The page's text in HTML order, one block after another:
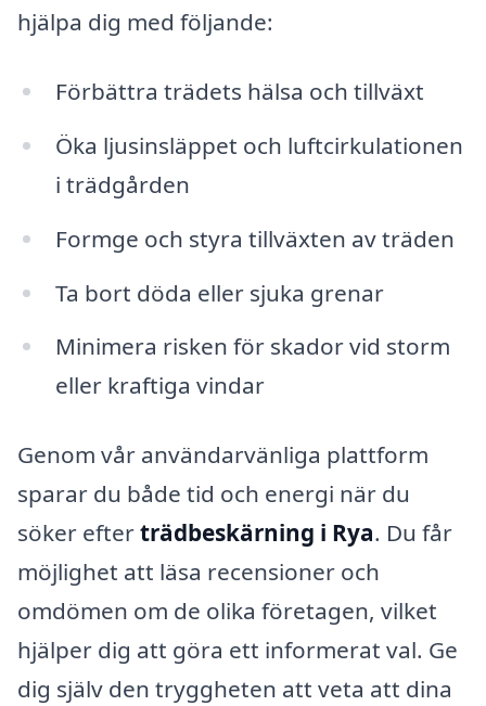
hjälpa dig med följande:
Förbättra trädets hälsa och tillväxt
Öka ljusinsläppet och luftcirkulationen
i trädgården
Formge och styra tillväxten av träden
Ta bort döda eller sjuka grenar
Minimera risken för skador vid storm
eller kraftiga vindar
Genom vår användarvänliga plattform
sparar du både tid och energi när du
söker efterträdbeskärning i Rya. Du får
möjlighet att läsa recensioner och
omdömen om de olika företagen, vilket
hjälper dig att göra ett informerat val. Ge
dig själv den tryggheten att veta att dina